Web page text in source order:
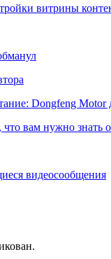
витрины
Dongfeng
что вам нужно знать
видеосообщения